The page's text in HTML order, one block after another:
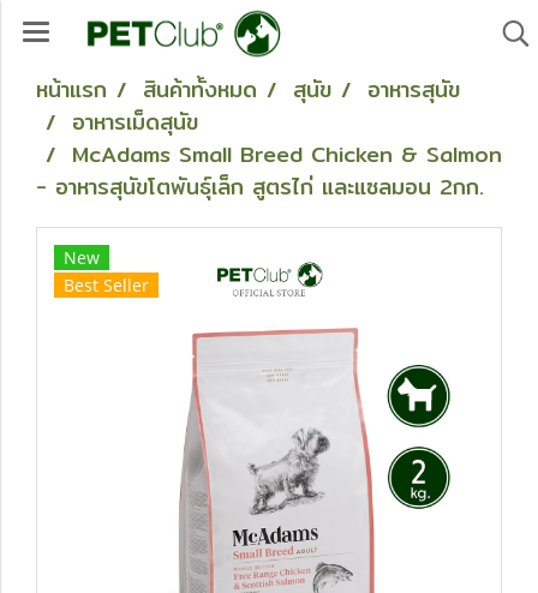
หน้าแรก สินค้าทั้งหมด สุนัข
อาหารสุนัข
อาหารเม็ดสุนัข
McAdams Small Breed Chicken & Salmon
- อาหารสุนัขโตพันธุ์เล็ก สูตรไก่ และแซลมอน 2กก.
New
Best Seller